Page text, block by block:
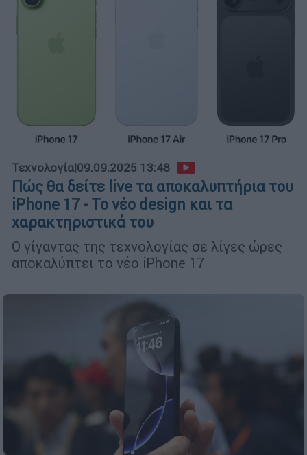
Τεχνολογία|09.09.2025 13:48
Πώς θα δείτε live τα αποκαλυπτήρια του
iPhone 17 - Το νέο design και τα
χαρακτηριστικά του
Ο γίγαντας της τεχνολογίας σε λίγες ώρες
αποκαλύπτει το νέο iPhone 17